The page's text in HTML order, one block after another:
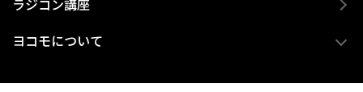
ラジコン講座
ヨコモについて